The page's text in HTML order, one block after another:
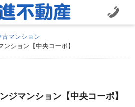
古マンション
ション【中央コーポ】
ジマンション【中央コーポ】